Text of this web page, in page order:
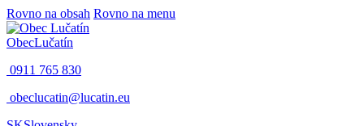
Rovno na obsah Rovno na menu
ObecLučatín
0911 765 830
obeclucatin@lucatin.eu